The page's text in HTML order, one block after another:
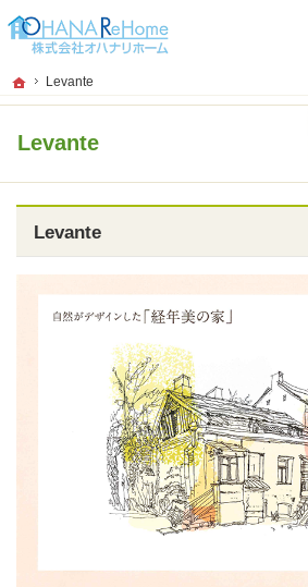
ホーム
Levante
Levante
プロの目線からご提案。神奈川県茅ケ崎市のリフ
リフォームをお考えなら神奈川県茅ケ崎市の工務
Levante